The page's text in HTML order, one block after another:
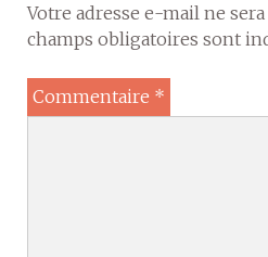
Votre adresse e-mail ne
champs obligatoires sont
Commentaire *